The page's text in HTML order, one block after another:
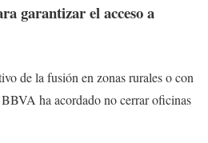
garantizar el acceso a
de la fusión en zonas rurales o con
ha acordado no cerrar oficinas